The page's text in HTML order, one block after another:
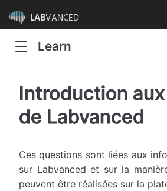
LABVANCED
Learn
Introduction
de Labvanced
Ces questions sont liées aux
sur Labvanced et sur la
peuvent être réalisées sur la